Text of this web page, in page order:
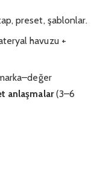
preset, şablonlar.
havuzu +
anlaşmalar(3–6